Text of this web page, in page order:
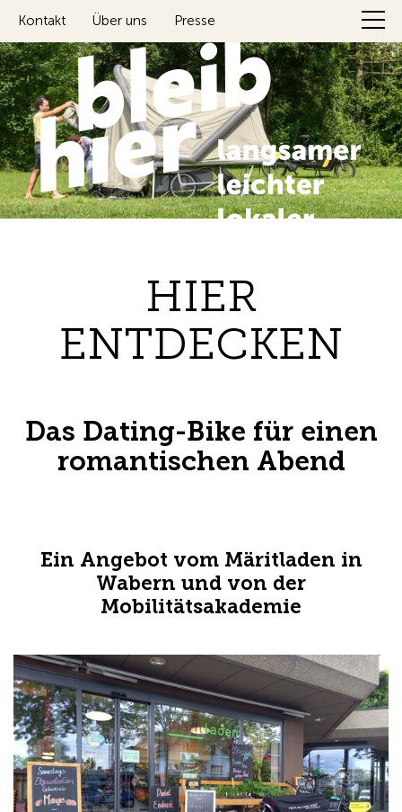
Kontakt Über uns Presse
HIER
ENTDECKEN
Das Dating-Bike für einen
romantischen Abend
Ein Angebot vom Märitladen in
Wabern und von der
Mobilitätsakademie